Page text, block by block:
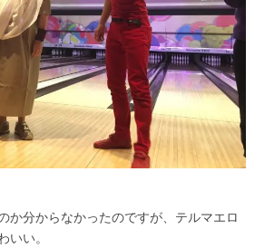
か分からなかったのですが、テルマエロ
いい。